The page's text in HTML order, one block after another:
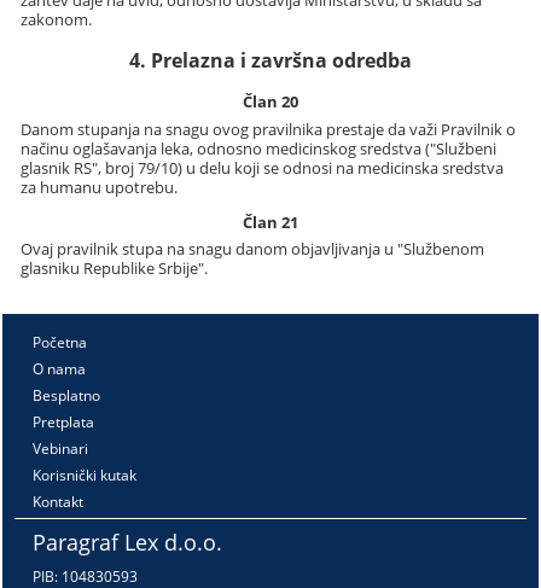
zakonom.
4. Prelazna i završna odredba
Član 20
Danom stupanja na snagu ovog pravilnika prestaje da važi Pravilnik o
načinu oglašavanja leka, odnosno medicinskog sredstva ("Službeni
glasnik RS", broj 79/10) u delu koji se odnosi na medicinska sredstva
za humanu upotrebu.
Član 21
Ovaj pravilnik stupa na snagu danom objavljivanja u "Službenom
glasniku Republike Srbije".
Početna
O nama
Besplatno
Pretplata
Vebinari
Korisnički kutak
Kontakt
Paragraf Lex d.o.o.
PIB: 104830593